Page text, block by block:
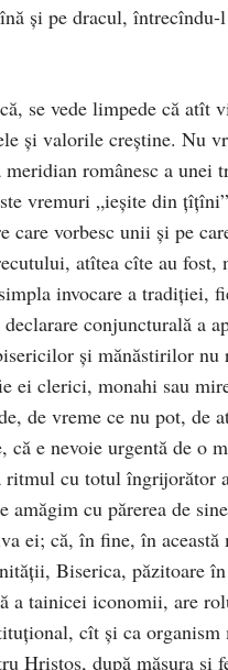
şi pe dracul,
se vede limpede că atît
şi valorile creştine. Nu
românesc a unei
vremuri „ieşite din
care vorbesc unii și pe
atîtea cîte au fost,
invocare a tradiţiei,
conjuncturală a
şi mănăstirilor nu
ei clerici, monahi sau
de vreme ce nu pot, de
e nevoie urgentă de o
cu totul îngrijorător
amăgim cu părerea de
ei; că, în fine, în această
Biserica, păzitoare
a tainicei iconomii, are
cît şi ca
Hristos, după măsura şi